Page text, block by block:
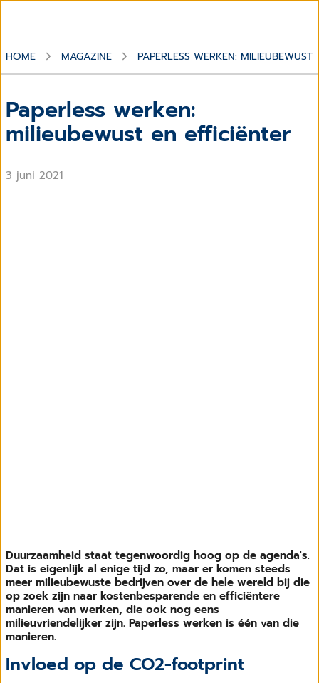
HOME MAGAZINE PAPERLESS WERKEN: MILIEUBEWUST
Paperless werken:
milieubewust en efficiënter
3 juni 2021
Duurzaamheid staat tegenwoordig hoog op de agenda's.
Dat is eigenlijk al enige tijd zo, maar er komen steeds
meer milieubewuste bedrijven over de hele wereld bij die
op zoek zijn naar kostenbesparende en efficiëntere
manieren van werken, die ook nog eens
milieuvriendelijker zijn. Paperless werken is één van die
manieren.
Invloed op de CO2-footprint